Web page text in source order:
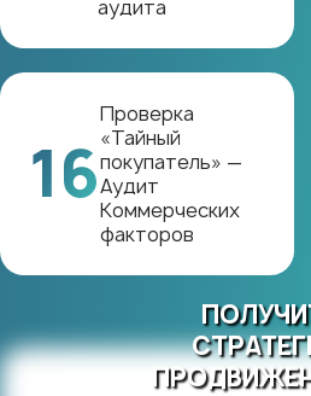
аудита
16
Проверка
«Тайный
покупатель» —
Аудит
Коммерческих
факторов